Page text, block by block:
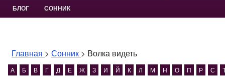
БЛОГ СОННИК
Главная > Сонник > Волка видеть
А Б В Г Д Е Ж З И Й К Л М Н О П Р С